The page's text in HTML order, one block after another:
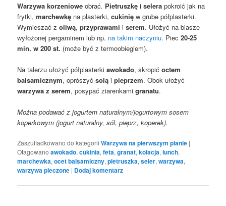
Warzywa korzeniowe obrać. Pietruszkęiselera pokroić jak na
frytki,marchewkę na plasterki,cukinię w grube półplasterki.
Wymieszać z oliwą,przyprawami iserem. Ułożyć na blasze
wyłożonej pergaminem lub np. na takim naczyniu. Piec 20-25
min. w 200 st. (może być z termoobiegiem).
Na talerzu ułożyć półplasterkiawokado, skropićoctem
balsamicznym, oprószyćsolą ipieprzem. Obok ułożyć
warzywa z serem, posypać ziarenkamigranatu.
Można podawać z jogurtem naturalnym/jogurtowym sosem
koperkowym (jogurt naturalny, sól, pieprz, koperek).
Zaszufladkowano do kategorii Warzywa na pierwszym planie |
Otagowano awokado,cukinia,feta,granat,kolacja,lunch,
marchewka,ocet balsamiczny,pietruszka,seler,warzywa,
warzywa pieczone | Dodaj komentarz